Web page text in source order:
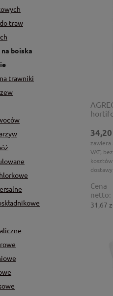
traw
boiska
trawniki
34,20
zawiera
VAT, bez
kosztów
dostawy
Cena
netto:
31,67